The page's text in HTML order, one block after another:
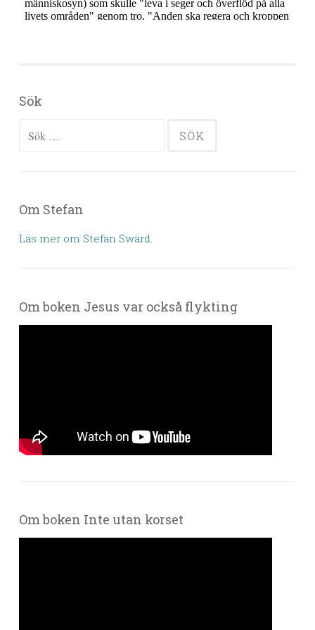
Sök
Sök efter:
Om Stefan
Läs mer om Stefan Swärd.
Om boken Jesus var också flykting
Om boken Inte utan korset